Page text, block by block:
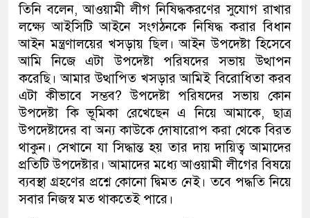
তিনি বলেন, আওয়ামী লীগ নিষিদ্ধকরণের সুযোগ রাখার
লক্ষ্যে আইসিটি আইনে সংগঠনকে নিষিদ্ধ করার বিধান
আইন মন্ত্রণালয়ের খসড়ায় ছিল। আইন উপদেষ্টা হিসেবে
আমি নিজে এটা উপদেষ্টা পরিষদের সভায় উত্থাপন
করেছি। আমার উত্থাপিত খসড়ার আমিই বিরোধিতা করব
এটা কীভাবে সম্ভব? উপদেষ্টা পরিষদের সভায় কোন
উপদেষ্টা কি ভূমিকা রেখেছেন এ নিয়ে আমাকে, ছাত্র
উপদেষ্টাদের বা অন্য কাউকে দোষারোপ করা থেকে বিরত
থাকুন। সেখানে যা সিদ্ধান্ত হয় তার দায় দায়িত্ব আমাদের
প্রতিটি উপদেষ্টার। আমাদের মধ্যে আওয়ামী লীগের বিষয়ে
ব্যবস্থা গ্রহণের প্রশ্নে কোনো দ্বিমত নেই। তবে পদ্ধতি নিয়ে
সবার নিজস্ব মত থাকতেই পারে।